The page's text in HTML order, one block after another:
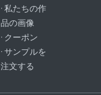
· 私たちの作
品の画像
· クーポン
· サンプルを
注文する